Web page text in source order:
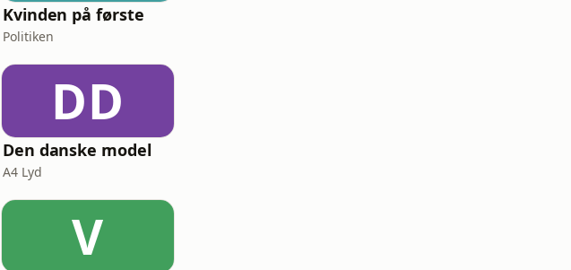
Kvinden på første
Politiken
DD
Den danske model
A4 Lyd
V